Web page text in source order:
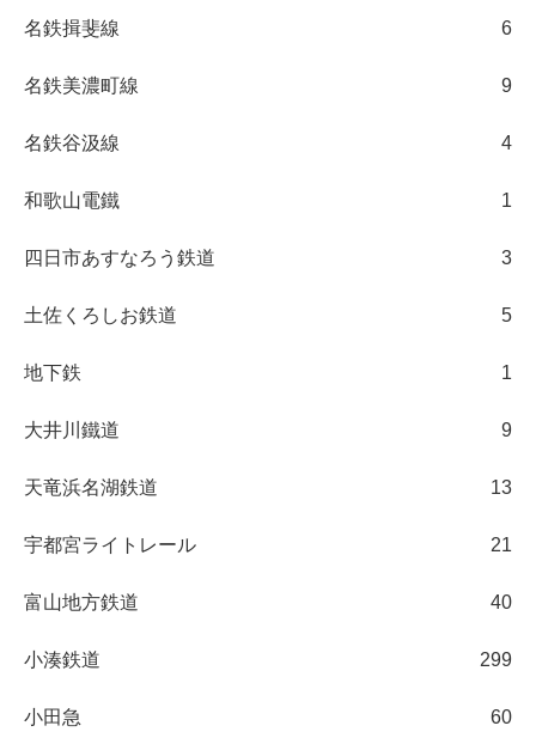
名鉄揖斐線 6
名鉄美濃町線 9
名鉄谷汲線 4
和歌山電鐵 1
四日市あすなろう鉄道 3
土佐くろしお鉄道 5
地下鉄 1
大井川鐵道 9
天竜浜名湖鉄道 13
宇都宮ライトレール 21
富山地方鉄道 40
小湊鉄道 299
小田急 60